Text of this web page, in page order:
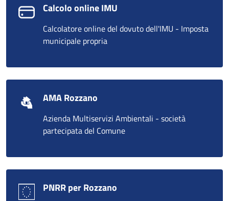
Calcolo online IMU
Calcolatore online del dovuto dell'IMU - Imposta
municipale propria
AMA Rozzano
Azienda Multiservizi Ambientali - società
partecipata del Comune
PNRR per Rozzano